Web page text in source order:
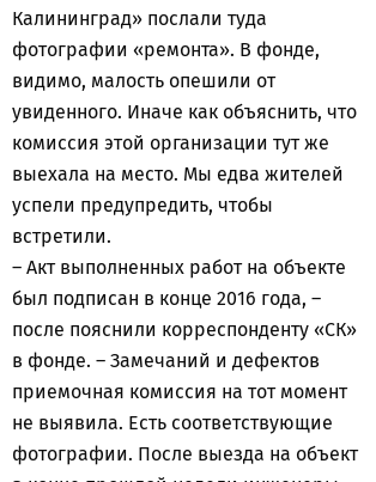
Калининград» послали туда
фотографии «ремонта». В фонде,
видимо, малость опешили от
увиденного. Иначе как объяснить, что
комиссия этой организации тут же
выехала на место. Мы едва жителей
успели предупредить, чтобы
встретили.
– Акт выполненных работ на объекте
был подписан в конце 2016 года, –
после пояснили корреспонденту «СК»
в фонде. – Замечаний и дефектов
приемочная комиссия на тот момент
не выявила. Есть соответствующие
фотографии. После выезда на объект